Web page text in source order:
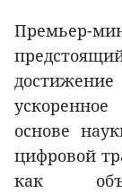
основе
цифровой
как